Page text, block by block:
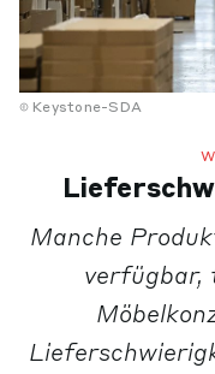
Keystone-SDA
Manche
verfügbar,